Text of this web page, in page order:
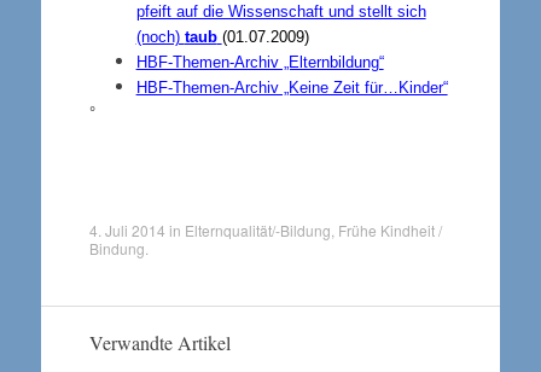
pfeift auf die Wissenschaft und stellt sich
(noch) taub (01.07.2009)
HBF-Themen-Archiv „Elternbildung“
HBF-Themen-Archiv „Keine Zeit für…Kinder“
°
4. Juli 2014 in Elternqualität/-Bildung Frühe Kindheit /
Bindung
Verwandte Artikel